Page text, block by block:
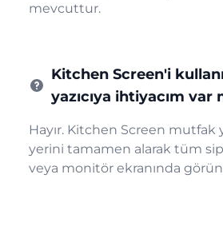
mevcuttur.
Kitchen Screen'i
yazıcıya ihtiyacım var
Hayır. Kitchen Screen mutfak
yerini tamamen alarak tüm
veya monitör ekranında